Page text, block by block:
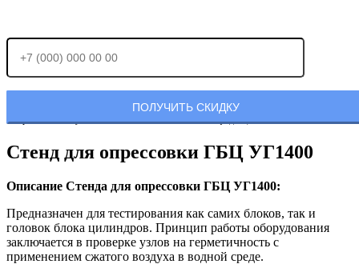
Отправляя заявку, Вы соглашаетесь сполитикой конфиденциальности.
Стенд для опрессовки ГБЦ УГ1400
Описание Стенда для опрессовки ГБЦ УГ1400:
Предназначен для тестирования как самих блоков, так и
головок блока цилиндров. Принцип работы оборудования
заключается в проверке узлов на герметичность с
применением сжатого воздуха в водной среде.